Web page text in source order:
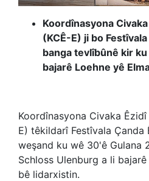
Koordînasyona
(KCÊ-E) ji bo
banga tevlîbûnê kir
bajarê Loehne yê
Koordînasyona Civaka
E) têkildarî Festîvala
weşand ku wê 30'ê Gulana
Schloss Ulenburg a li
bê lidarxistin.